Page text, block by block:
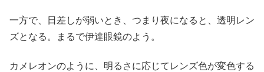
一方で、日差しが弱いとき、つまり夜になると、透明レン
ズとなる。まるで伊達眼鏡のよう。
カメレオンのように、明るさに応じてレンズ色が変色する